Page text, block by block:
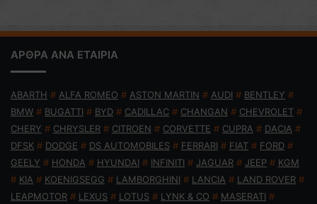
ΑΡΘΡΑ ΑΝΑ ΕΤΑΙΡΙΑ
ABARTH # ALFA ROMEO # ASTON MARTIN # AUDI # BENTLEY #
BMW # BUGATTI # BYD # CADILLAC # CHANGAN # CHEVROLET #
CHERY # CHRYSLER # CITROEN # CORVETTE # CUPRA # DACIA #
DFSK # DODGE # DS AUTOMOBILES # FERRARI # FIAT # FORD #
GEELY # HONDA # HYUNDAI # INFINITI # JAGUAR # JEEP # KGM
# KIA # KOENIGSEGG # LAMBORGHINI # LANCIA # LAND ROVER #
LEAPMOTOR # LEXUS # LOTUS # LYNK & CO # MASERATI #